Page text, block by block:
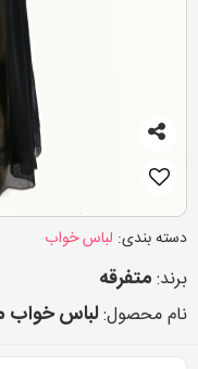
دسته بندی: لباس خواب
برند:متفرقه
نام محصول:لباس خواب